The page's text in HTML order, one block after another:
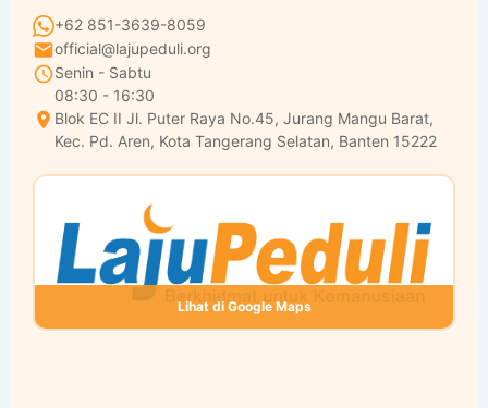
+62 851-3639-8059
official@lajupeduli.org
Senin - Sabtu
08:30 - 16:30
Blok EC II Jl. Puter Raya No.45, Jurang Mangu Barat,
Kec. Pd. Aren, Kota Tangerang Selatan, Banten 15222
Lihat di Google Maps